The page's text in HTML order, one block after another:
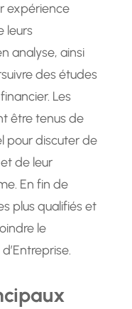
expérience
leurs
analyse, ainsi
des études
Les
être tenus de
pour discuter de
de leur
En fin de
plus qualifiés et
le